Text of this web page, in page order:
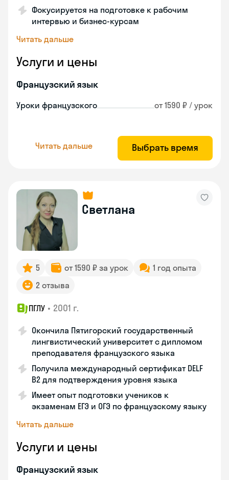
Фокусируется на подготовке к рабочим
интервью и бизнес-курсам
Читать дальше
Услуги и цены
Французский язык
Уроки французского от 1590 ₽ / урок
Читать дальше Выбрать время
Светлана
5 от 1590 ₽ за урок
1 год опыта
2 отзыва
ПГЛУ • 2001 г.
Окончила Пятигорский государственный
лингвистический университет с дипломом
преподавателя французского языка
Получила международный сертификат DELF
B2 для подтверждения уровня языка
Имеет опыт подготовки учеников к
экзаменам ЕГЭ и ОГЭ по французскому языку
Читать дальше
Услуги и цены
Французский язык